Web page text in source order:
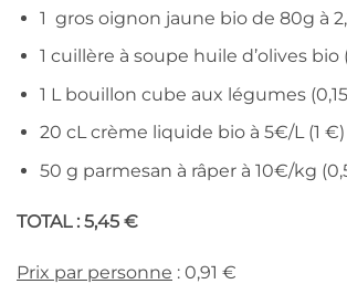
1 gros oignon jaune bio de 80g à
1 cuillère à soupe huile d’olives bio
1 L bouillon cube aux légumes
20 cL crème liquide bio à 5€/L (1 €)
50 g parmesan à râper à 10€/kg
TOTAL : 5,45 €
Prix par personne : 0,91 €